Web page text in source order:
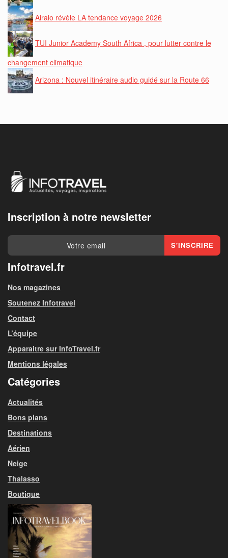
Airalo révèle LA tendance voyage 2026
TUI Junior Academy South Africa , pour lutter contre le
changement climatique
Arizona : Nouvel itinéraire audio guidé sur la Route 66
Inscription à notre newsletter
Infotravel.fr
Nos magazines
Soutenez Infotravel
Contact
L’équipe
Apparaitre sur InfoTravel.fr
Mentions légales
Catégories
Actualités
Bons plans
Destinations
Aérien
Neige
Thalasso
Boutique